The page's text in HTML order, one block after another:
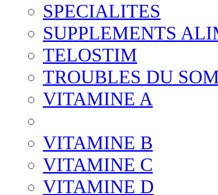
SPECIALITES
SUPPLEMENTS
TELOSTIM
TROUBLES DU
VITAMINE A
VITAMINE B
VITAMINE C
VITAMINE D